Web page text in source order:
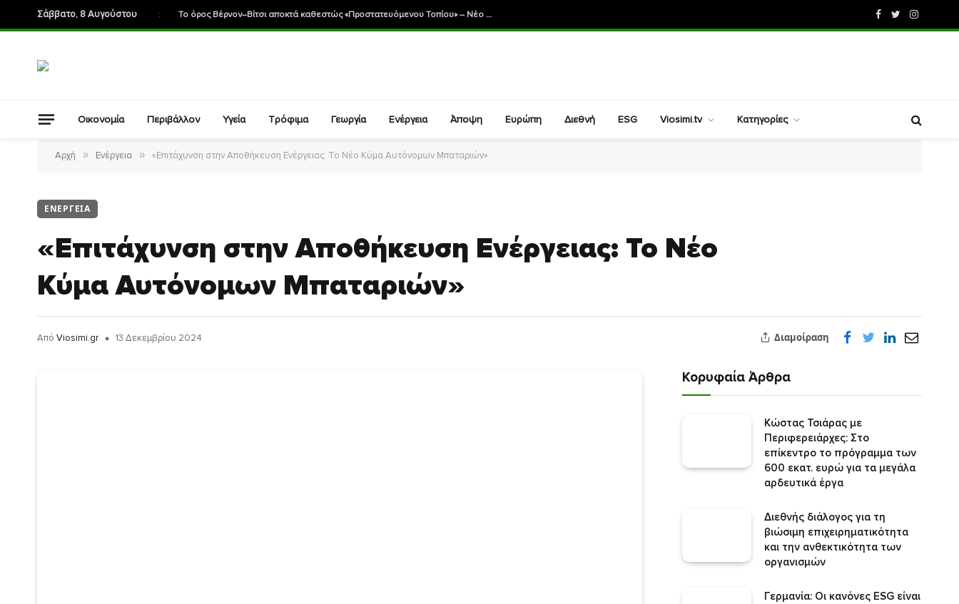
Σάββατο, 8 Αυγούστου : Το όρος Βέρνον–Βίτσι αποκτά καθεστώς «Προστατευόμενου Τοπίου» – Νέο πλαίσιο για τη διατήρηση της βιοποικιλότητας και τη βιώσιμη ανάπτυξη
Facebook
TwitterInstagram
Οικονομία Περιβάλλον Υγεία Τρόφιμα Γεωργία Ενέργεια Άποψη Ευρώπη Διεθνή ESG Viosimi.tv Κατηγορίες
Αρχή » Ενέργεια » «Επιτάχυνση στην Αποθήκευση Ενέργειας: Το Νέο Κύμα Αυτόνομων Μπαταριών»
ΕΝΈΡΓΕΙΑ
«Επιτάχυνση στην Αποθήκευση Ενέργειας: Το Νέο
Κύμα Αυτόνομων Μπαταριών»
Από Viosimi.gr 13 Δεκεμβρίου 2024 Διαμοίραση
Κορυφαία Άρθρα
Κώστας Τσιάρας με
Περιφερειάρχες: Στο
επίκεντρο το πρόγραμμα των
600 εκατ. ευρώ για τα μεγάλα
αρδευτικά έργα
Διεθνής διάλογος για τη
βιώσιμη επιχειρηματικότητα
και την ανθεκτικότητα των
οργανισμών
Γερμανία: Οι κανόνες ESG είναι